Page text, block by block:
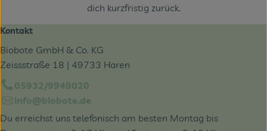
dich kurzfristig zurück.
Kontakt
Biobote GmbH & Co. KG
Zeissstraße 18 | 49733 Haren
05932/9949020
info@biobote.de
Du erreichst uns telefonisch am besten Montag bis